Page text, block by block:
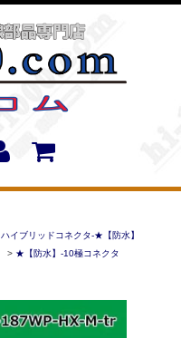
ハイブリッドコネクタ-★【防水】
> ★【防水】-10極コネクタ